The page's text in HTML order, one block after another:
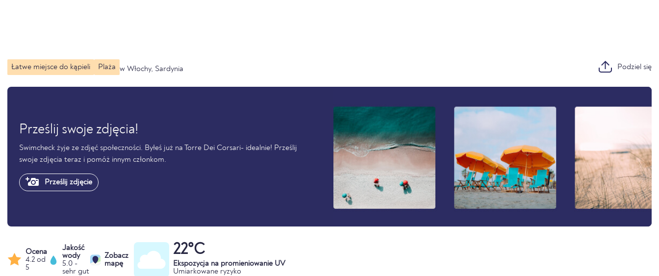
Łatwe miejsce do kąpieli Plaża w Włochy, Sardynia Podziel się
Prześlij swoje zdjęcia!
Swimcheck żyje ze zdjęć społeczności. Byłeś już na Torre Dei Corsari- idealnie! Prześlij
swoje zdjęcia teraz i pomóż innym członkom.
Prześlij zdjęcie
Ocena
4.2 od
5
Jakość
wody
5.0 -
sehr gut
Zobacz
mapę
22°C
Ekspozycja na promieniowanie UV
Umiarkowane ryzyko